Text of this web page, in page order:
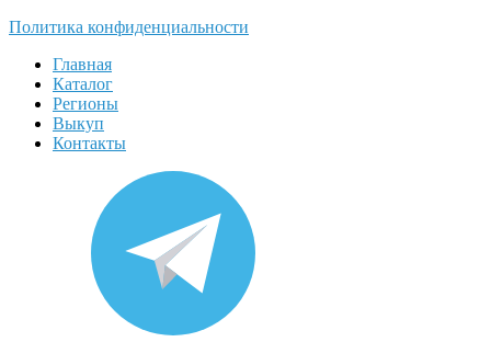
Политика конфиденциальности
Главная
Каталог
Регионы
Выкуп
Контакты